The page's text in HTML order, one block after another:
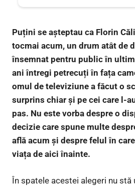
Puțini se așteptau ca Florin
tocmai acum, un drum atât de
însemnat pentru public în
ani întregi petrecuți în fața
omul de televiziune a făcut o
surprins chiar și pe cei care l-
pas. Nu este vorba despre o
decizie care spune multe
află acum și despre felul în
viața de aici înainte.
În spatele acestei alegeri nu stă